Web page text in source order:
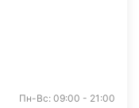
Пн-Вс: 09:00 - 21:00